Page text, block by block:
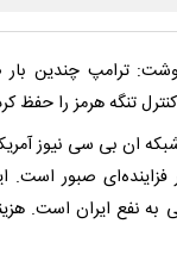
ترامپ چندین بار
تنگه هرمز را حفظ
ان بی سی نیوز
فزاینده‌ای صبور است.
به نفع ایران است.